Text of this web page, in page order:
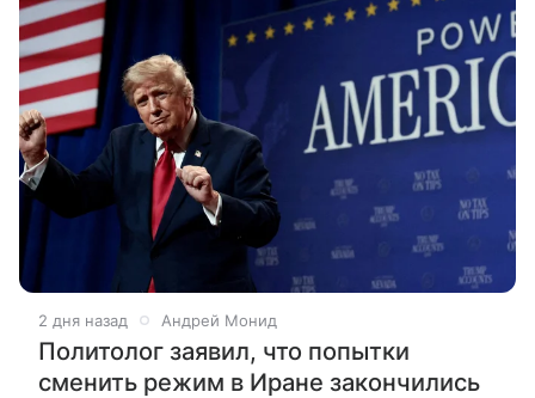
2 дня назад Андрей Монид
Политолог заявил, что попытки
сменить режим в Иране закончились